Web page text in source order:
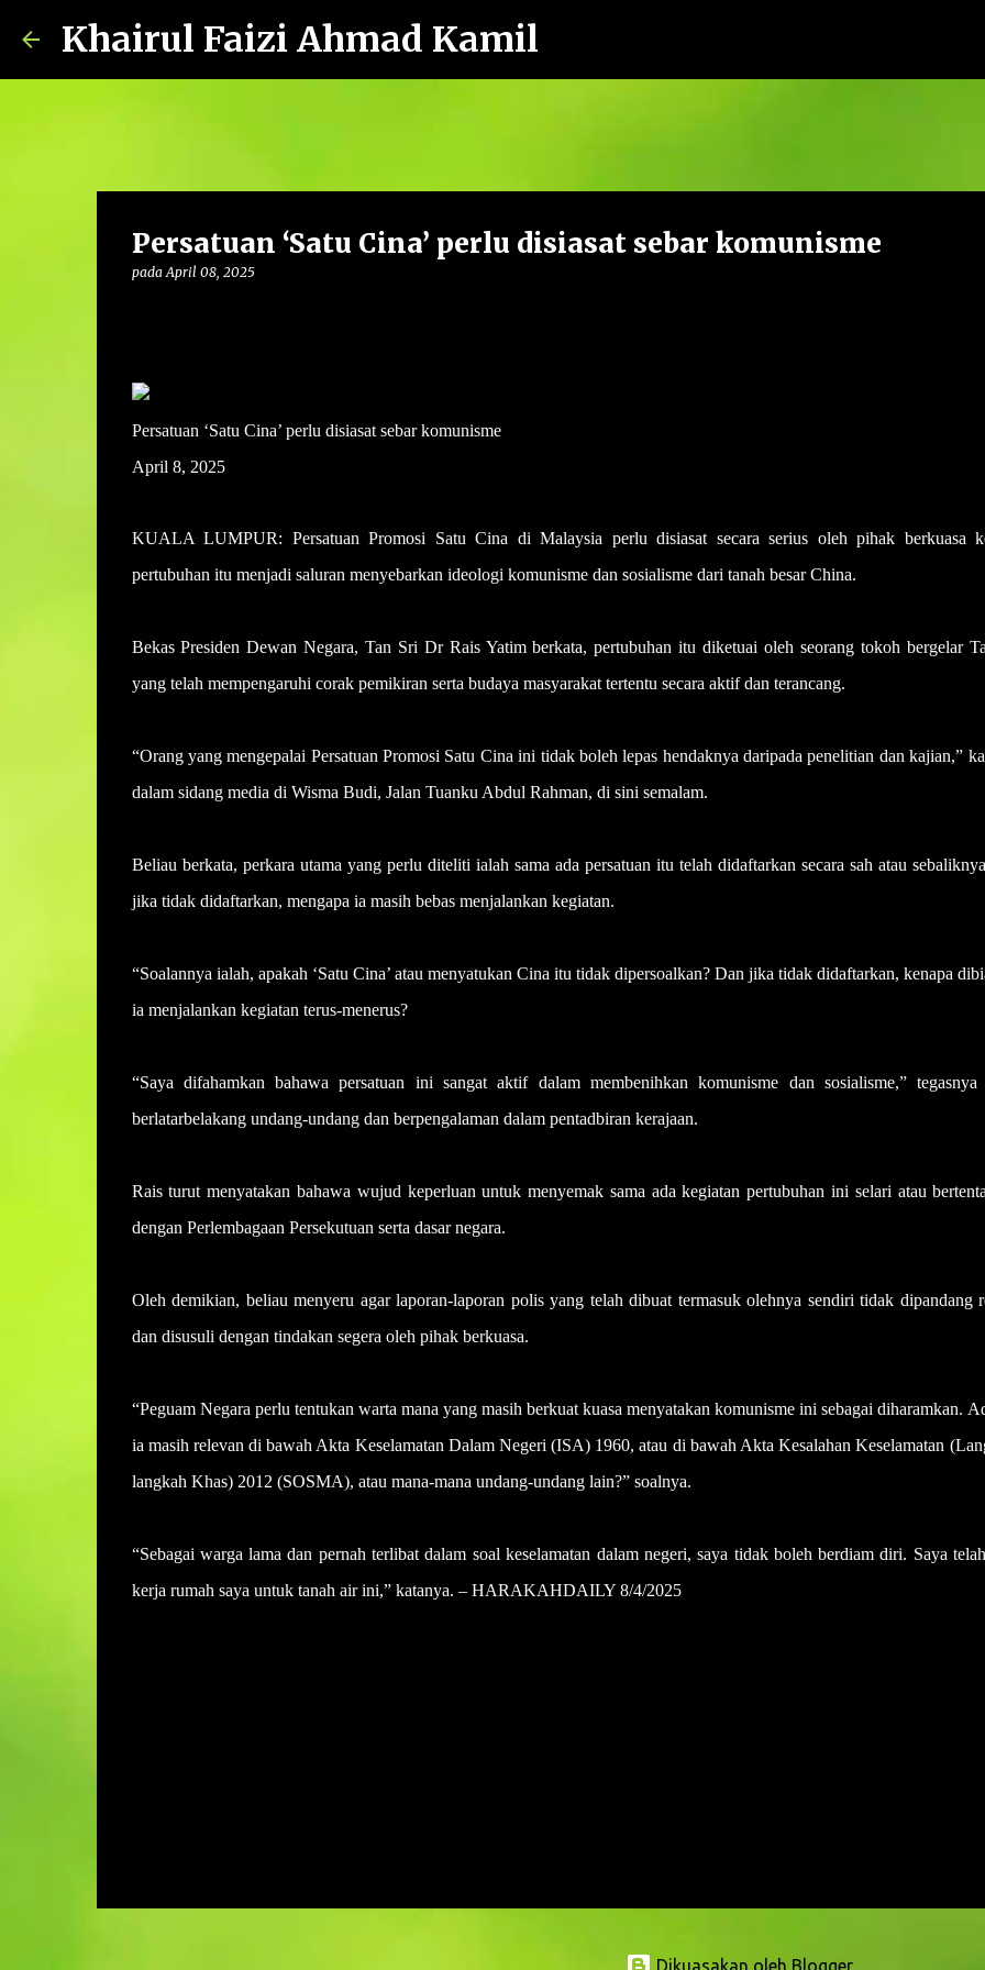
Khairul Faizi Ahmad Kamil
Persatuan ‘Satu Cina’ perlu disiasat sebar komunisme
padaApril 08, 2025
Persatuan ‘Satu Cina’ perlu disiasat sebar komunisme
April 8, 2025
KUALA LUMPUR: Persatuan Promosi Satu Cina di Malaysia perlu disiasat secara serius oleh pihak berkuasa
pertubuhan itu menjadi saluran menyebarkan ideologi komunisme dan sosialisme dari tanah besar China.
Bekas Presiden Dewan Negara, Tan Sri Dr Rais Yatim berkata, pertubuhan itu diketuai oleh seorang tokoh bergelar
yang telah mempengaruhi corak pemikiran serta budaya masyarakat tertentu secara aktif dan terancang.
“Orang yang mengepalai Persatuan Promosi Satu Cina ini tidak boleh lepas hendaknya daripada penelitian dan kajian,”
dalam sidang media di Wisma Budi, Jalan Tuanku Abdul Rahman, di sini semalam.
Beliau berkata, perkara utama yang perlu diteliti ialah sama ada persatuan itu telah didaftarkan secara sah atau
jika tidak didaftarkan, mengapa ia masih bebas menjalankan kegiatan.
“Soalannya ialah, apakah ‘Satu Cina’ atau menyatukan Cina itu tidak dipersoalkan? Dan jika tidak didaftarkan, kenapa
ia menjalankan kegiatan terus-menerus?
“Saya difahamkan bahawa persatuan ini sangat aktif dalam membenihkan komunisme dan sosialisme,” tegasnya
berlatarbelakang undang-undang dan berpengalaman dalam pentadbiran kerajaan.
Rais turut menyatakan bahawa wujud keperluan untuk menyemak sama ada kegiatan pertubuhan ini selari atau
dengan Perlembagaan Persekutuan serta dasar negara.
Oleh demikian, beliau menyeru agar laporan-laporan polis yang telah dibuat termasuk olehnya sendiri tidak dipandang
dan disusuli dengan tindakan segera oleh pihak berkuasa.
“Peguam Negara perlu tentukan warta mana yang masih berkuat kuasa menyatakan komunisme ini sebagai diharamkan.
ia masih relevan di bawah Akta Keselamatan Dalam Negeri (ISA) 1960, atau di bawah Akta Kesalahan Keselamatan
langkah Khas) 2012 (SOSMA), atau mana-mana undang-undang lain?” soalnya.
“Sebagai warga lama dan pernah terlibat dalam soal keselamatan dalam negeri, saya tidak boleh berdiam diri. Saya
kerja rumah saya untuk tanah air ini,” katanya. – HARAKAHDAILY 8/4/2025
Dikuasakan oleh Blogger